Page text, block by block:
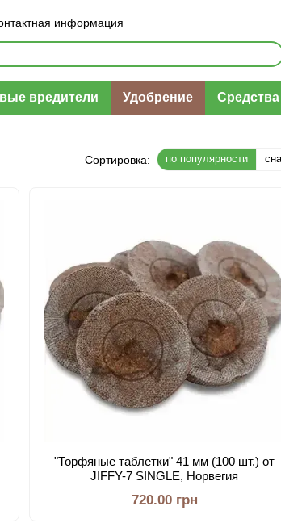
информация
вредители Удобрение Средства
Сортировка: по популярности
"Торфяные таблетки" 41 мм (100 шт.) от
JIFFY-7 SINGLE, Норвегия
720.00 грн